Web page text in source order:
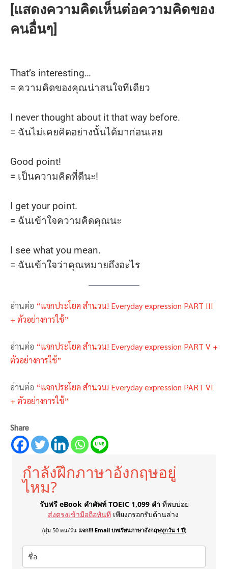
[แสดงความคิดเห็นต่อความคิดของ
คนอื่นๆ]
That’s interesting…
= ความคิดของคุณน่าสนใจทีเดียว
I never thought about it that way before.
= ฉันไม่เคยคิดอย่างนั้นได้มาก่อนเลย
Good point!
= เป็นความคิดที่ดีนะ!
I get your point.
= ฉันเข้าใจความคิดคุณนะ
I see what you mean.
= ฉันเข้าใจว่าคุณหมายถึงอะไร
อ่านต่อ “แจกประโยค สำนวน! Everyday expression PART III
+ ตัวอย่างการใช้”
อ่านต่อ “แจกประโยค สำนวน! Everyday expression PART V +
ตัวอย่างการใช้”
อ่านต่อ “แจกประโยค สำนวน! Everyday expression PART VI
+ ตัวอย่างการใช้”
Share
กำลังฝึกภาษาอังกฤษอยู่
ไหม?
รับฟรี eBook คำศัพท์ TOEIC 1,099 คำ ที่พบบ่อย
ส่งตรงเข้ามือถือทันที เพียงกรอกรับด้านล่าง
(สุ่ม 50 คน/วัน แจก!!! Email บทเรียนภาษาอังกฤษทุกวัน 1 ปี)